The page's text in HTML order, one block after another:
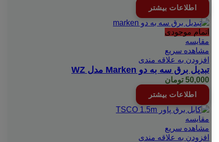
اطلاعات بیشتر
اتمام موجودی
مقایسه
مشاهده سریع
افزودن به علاقه مندی
تبدیل برق سه به دو Marken مدل WZ
50,000 تومان
اطلاعات بیشتر
مقایسه
مشاهده سریع
افزودن به علاقه مندی